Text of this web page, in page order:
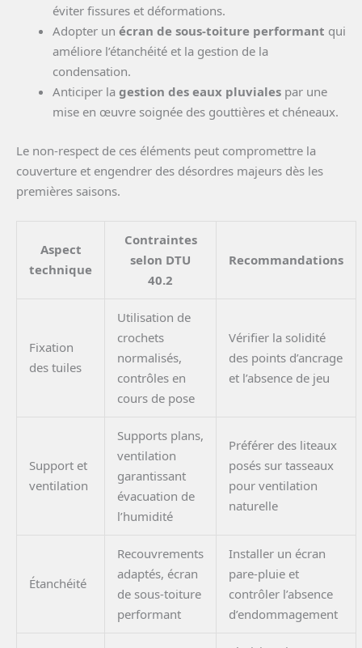
éviter fissures et déformations.
Adopter un écran de sous-toiture performant qui
améliore l’étanchéité et la gestion de la
condensation.
Anticiper la gestion des eaux pluviales par une
mise en œuvre soignée des gouttières et chéneaux.
Le non-respect de ces éléments peut compromettre la
couverture et engendrer des désordres majeurs dès les
premières saisons.
Aspect
technique
Contraintes
selon DTU
40.2
Recommandations
Fixation
des tuiles
Utilisation de
crochets
normalisés,
contrôles en
cours de pose
Vérifier la solidité
des points d’ancrage
et l’absence de jeu
Support et
ventilation
Supports plans,
ventilation
garantissant
évacuation de
l’humidité
Préférer des liteaux
posés sur tasseaux
pour ventilation
naturelle
Étanchéité
Recouvrements
adaptés, écran
de sous-toiture
performant
Installer un écran
pare-pluie et
contrôler l’absence
d’endommagement